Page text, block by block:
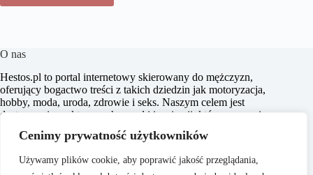
Cenimy prywatność użytkowników
Używamy plików cookie, aby poprawić jakość przeglądania,
O nas
​Hestos.pl to portal internetowy skierowany do mężczyzn,
oferujący bogactwo treści z takich dziedzin jak motoryzacja,
hobby, moda, uroda, zdrowie i seks. Naszym celem jest
dostarczanie praktycznych porad i inspiracji, które pomagają
aktywnego stylu życia. Dbamy o to, aby nasze artykuły były
wiedzy w danym zakresie.